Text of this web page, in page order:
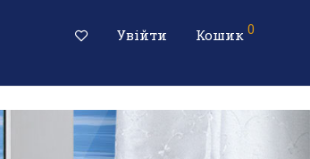
Увійти Кошик 0